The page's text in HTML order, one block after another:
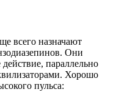
всего назначают
Они
параллельно
Хорошо
пульса: